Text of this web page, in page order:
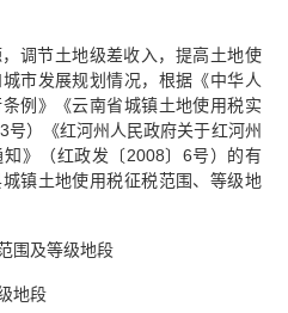
调节土地级差收入，提高土地使
市发展规划情况，根据《中华人
例》《云南省城镇土地使用税实
）《红河州人民政府关于红河州
》（红政发〔2008〕6号）的有
镇土地使用税征税范围、等级地
围及等级地段
地段